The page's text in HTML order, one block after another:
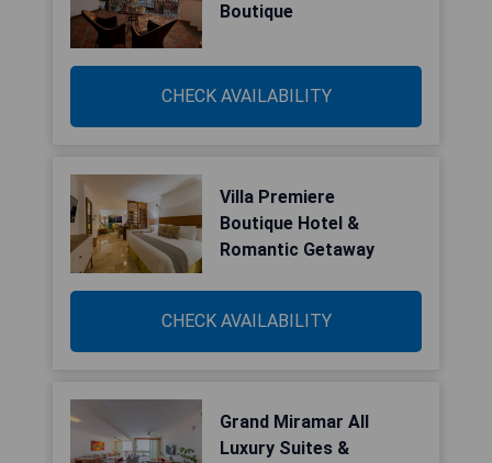
Boutique
CHECK AVAILABILITY
Villa Premiere
Boutique Hotel &
Romantic Getaway
CHECK AVAILABILITY
Grand Miramar All
Luxury Suites &